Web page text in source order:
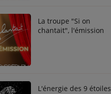
La troupe "Si on
chantait", l'émission
L'énergie des 9 étoiles